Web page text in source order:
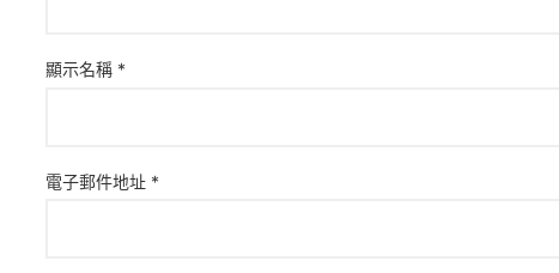
顯示名稱 *
電子郵件地址 *